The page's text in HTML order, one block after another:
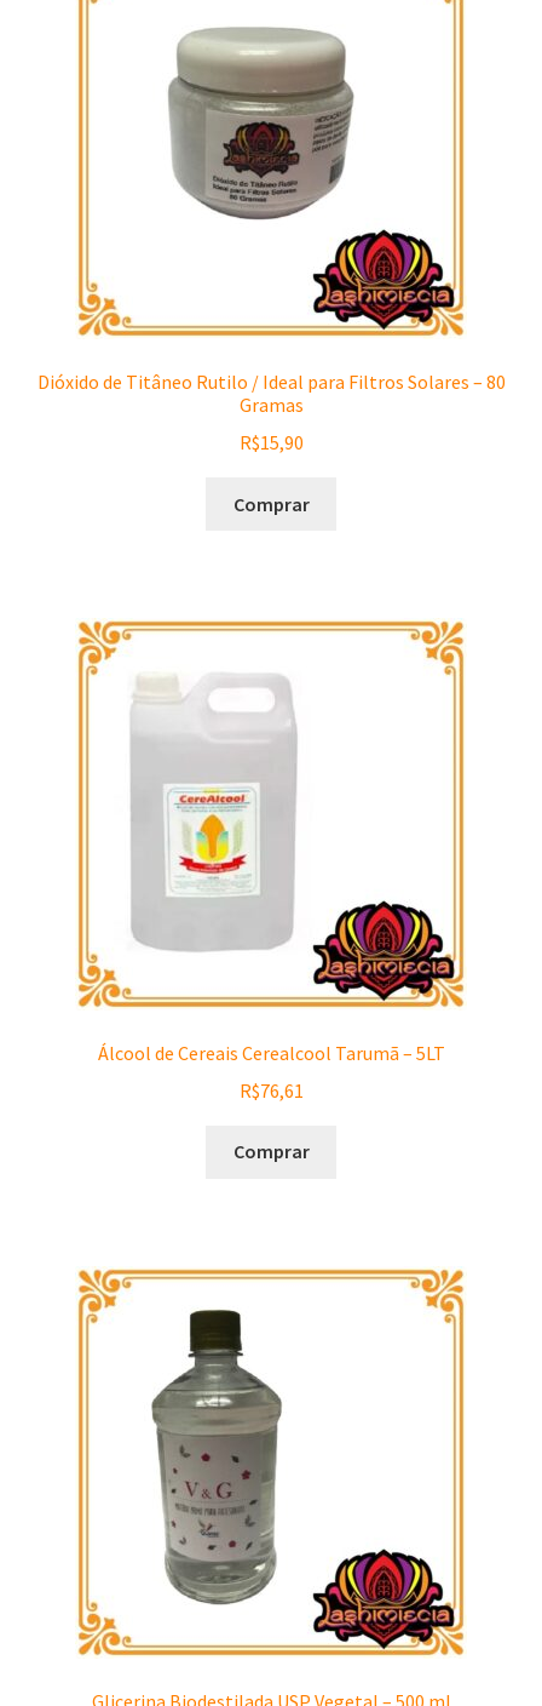
Dióxido de Titâneo Rutilo / Ideal para Filtros Solares – 80
Gramas
R$15,90
Comprar
Álcool de Cereais Cerealcool Tarumã – 5LT
R$76,61
Comprar
Glicerina Biodestilada USP Vegetal – 500 ml